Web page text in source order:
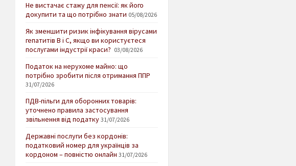
Не вистачає стажу для пенсії: як його
докупити та що потрібно знати 05/08/2026
Як зменшити ризик інфікування вірусами
гепатитів В і С, якщо ви користуєтеся
послугами індустрії краси? 03/08/2026
Податок на нерухоме майно: що
потрібно зробити після отримання ППР
31/07/2026
ПДВ-пільги для оборонних товарів:
уточнено правила застосування
звільнення від податку 31/07/2026
Державні послуги без кордонів:
податковий номер для українців за
кордоном – повністю онлайн 31/07/2026